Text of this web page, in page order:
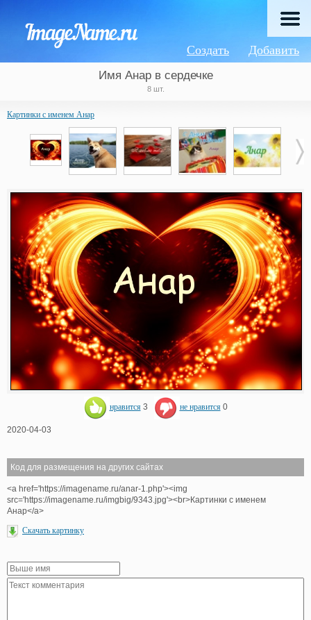
Добавить
Создать
Имя Анар в сердечке
8 шт.
Картинки с именем Анар
нравится 3 не нравится 0
2020-04-03
Код для размещения на других сайтах
<a href='https://imagename.ru/anar-1.php'><img
src='https://imagename.ru/imgbig/9343.jpg'><br>Картинки с именем
Анар</a>
Скачать картинку